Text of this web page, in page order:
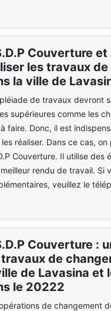
Couverture
les travaux
la ville de
de travaux devront
supérieures comme les
faire. Donc, il est
les réaliser. Dans ce cas,
Couverture. Il utilise
rendu de travail. Si
veuillez le
Couverture :
de
de Lavasina et
le 20222
de changement